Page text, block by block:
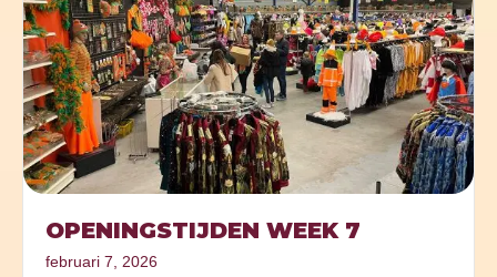
OPENINGSTIJDEN WEEK 7
februari 7, 2026